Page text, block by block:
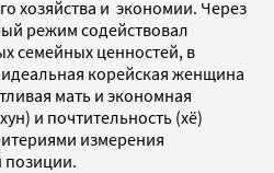
хозяйства и экономии. Через
режим содействовал
семейных ценностей, в
корейская женщина
мать и экономная
и почтительность (хё)
измерения
позиции.